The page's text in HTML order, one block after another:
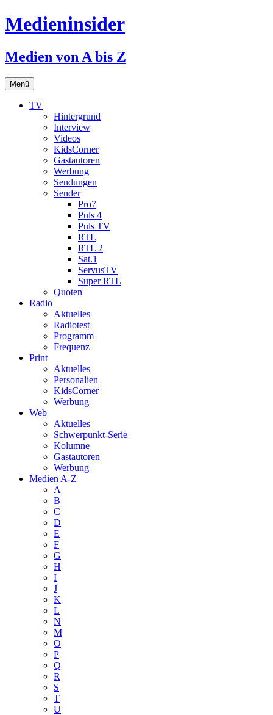
Medieninsider
Medien von A bis Z
Menü Zum
Inhalt
springen
TV
Hintergrund
Interview
Videos
KidsCorner
Gastautoren
Werbung
Sendungen
Sender
Pro7
Puls 4
Puls TV
RTL
RTL 2
Sat.1
ServusTV
Super RTL
Quoten
Radio
Aktuelles
Radiotest
Programm
Frequenz
Print
Aktuelles
Personalien
KidsCorner
Werbung
Web
Aktuelles
Schwerpunkt-Serie
Kolumne
Gastautoren
Werbung
Medien A-Z
A
B
C
D
E
F
G
H
I
J
K
L
N
M
O
P
Q
R
S
T
U